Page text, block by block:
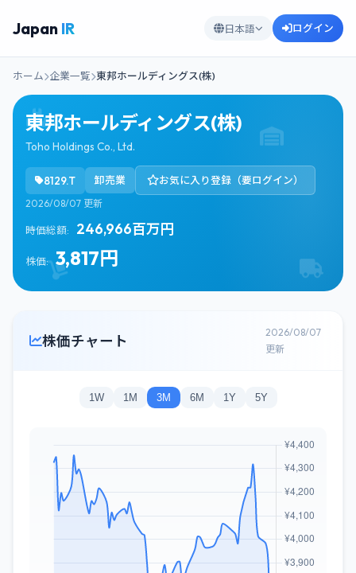
Japan IR 日本語 ログイン
ホーム 企業一覧 東邦ホールディングス(株)
東邦ホールディングス(株)
Toho Holdings Co., Ltd.
8129.T 卸売業 お気に入り登録（要ログイン）
2026/08/07 更新
時価総額: 246,966百万円
株価: 3,817円
株価チャート
2026/08/07
更新
1W 1M 3M 6M 1Y 5Y